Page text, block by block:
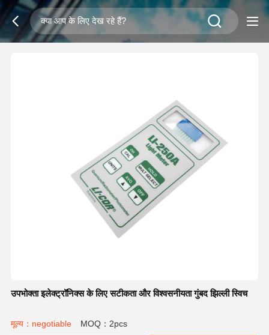
उपभोक्ता इलेक्ट्रॉनिक्स के लिए सटीकता और विश्वसनीयता गुंबद झिल्ली स्विच
मूल्य：negotiable MOQ：2pcs